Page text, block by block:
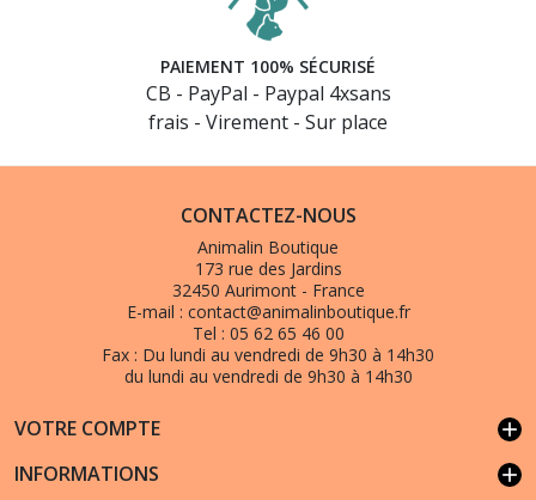
PAIEMENT 100% SÉCURISÉ
CB - PayPal - Paypal 4xsans
frais - Virement - Sur place
CONTACTEZ-NOUS
Animalin Boutique
173 rue des Jardins
32450 Aurimont - France
E-mail : contact@animalinboutique.fr
Tel : 05 62 65 46 00
Fax : Du lundi au vendredi de 9h30 à 14h30
du lundi au vendredi de 9h30 à 14h30
VOTRE COMPTE add
INFORMATIONS add